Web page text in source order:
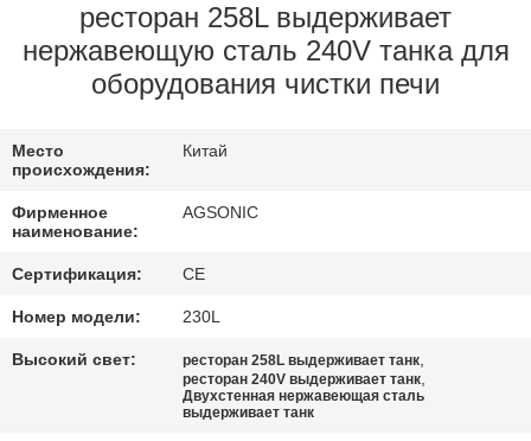
ПУТЕШЕСТВИЕ
ПРОВЕРКА
КАЧЕСТВА
СВЯЖИТЕСЬ
МЫ
ресторан 258L выдерживает
нержавеющую сталь 240V танка для
оборудования чистки печи
Место
происхождения:
Китай
Фирменное
наименование:
AGSONIC
Сертификация: CE
Номер модели: 230L
Высокий свет: ресторан 258L выдерживает танк,
ресторан 240V выдерживает танк,
Двухстенная нержавеющая сталь
выдерживает танк